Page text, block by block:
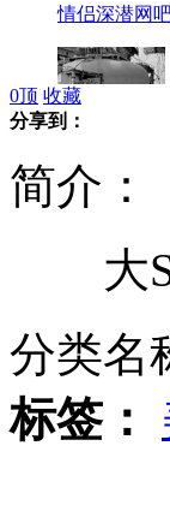
情侣深潜网
罗志祥“故
北京全聚德
0顶 收藏
分享到：
简介：
大S
分类名
标签：